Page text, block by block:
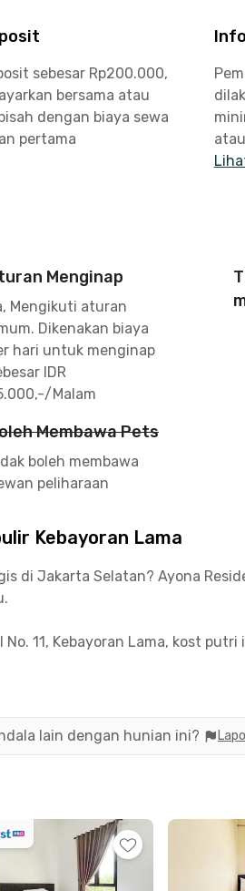
sebesar Rp200.000,
bersama atau
dengan biaya sewa
pertama
Menginap
Mengikuti aturan
Dikenakan biaya
hari untuk menginap
IDR
Malam
Membawa Pets
boleh membawa
peliharaan
Kebayoran Lama
di Jakarta Selatan? Ayona
11, Kebayoran Lama, kost putri
banget. Kamu bisa menuju
Line, atau cukup 5 menit jalan
nggak akan kehabisan pilihan
hingga ITC Cipulir Mas yang bisa
kulineran.
lain dengan hunian ini?